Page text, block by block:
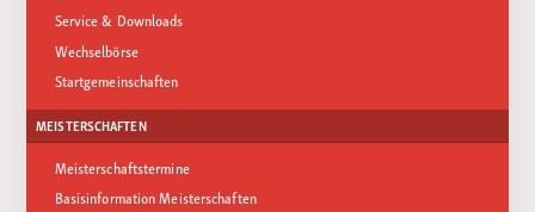
Service & Downloads
Wechselbörse
Startgemeinschaften
MEISTERSCHAFTEN
Meisterschaftstermine
Basisinformation Meisterschaften